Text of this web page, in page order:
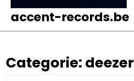
accent-records.be
Categorie: deezer